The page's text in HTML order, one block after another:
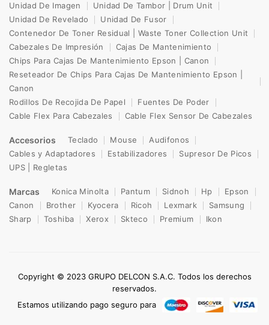
Unidad De Imagen
Unidad De Tambor | Drum Unit
Unidad De Revelado
Unidad De Fusor
Contenedor De Toner Residual | Waste Toner Collection Unit
Cabezales De Impresión
Cajas De Mantenimiento
Chips Para Cajas De Mantenimiento Epson | Canon
Reseteador De Chips Para Cajas De Mantenimiento Epson |
Canon
Rodillos De Recojida De Papel
Fuentes De Poder
Cable Flex Para Cabezales
Cable Flex Sensor De Cabezales
Accesorios Teclado Mouse
Audifonos
Cables y Adaptadores
Estabilizadores
Supresor De Picos
UPS | Regletas
Marcas Konica Minolta Pantum Sidnoh Hp
Epson
Canon
Brother Kyocera Ricoh Lexmark
Samsung
Sharp
Toshiba Xerox Skteco Premium Ikon
Copyright © 2023 GRUPO DELCON S.A.C. Todos los derechos
reservados.
Estamos utilizando pago seguro para